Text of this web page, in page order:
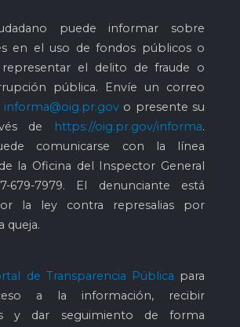
puede informar sobre
en el uso de fondos públicos o
el delito de fraude o
pública. Envíe un correo
informa@oig.pr.govo presente su
de
https://oig.pr.gov/informa.
comunicarse con la línea
la Oficina del Inspector General
679-7979. El denunciante está
la ley contra represalias por
queja.
de Transparencia Pública para
a la información, recibir
y dar seguimiento de forma